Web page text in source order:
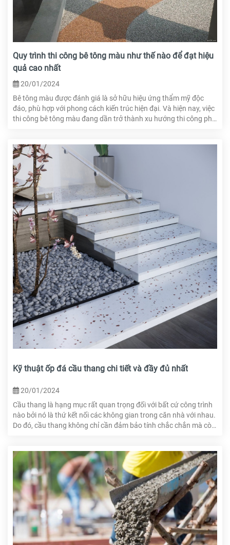
Quy trình thi công bê tông màu như thế nào để đạt hiệu
quả cao nhất
20/01/2024
Bê tông màu được đánh giá là sở hữu hiệu ứng thẩm mỹ độc
đáo, phù hợp với phong cách kiến trúc hiện đại. Và hiện nay, việc
thi công bê tông màu đang dần trở thành xu hướng thi công phổ
thi công bê tông màu như thế nào để đạt chất lượng, hiệu quả
cao, từ đó giúp bạn có được những kinh nghiệm thi công cho
công trình của chính mình.
Kỹ thuật ốp đá cầu thang chi tiết và đầy đủ nhất
20/01/2024
Cầu thang là hạng mục rất quan trọng đối với bất cứ công trình
nào bởi nó là thứ kết nối các không gian trong căn nhà với nhau.
Do đó, cầu thang không chỉ cần đảm bảo tính chắc chắn mà còn
tìm hiểu ngay trong bài viết này.